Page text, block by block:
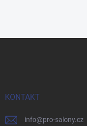
KONTAKT
info@pro-salony.cz